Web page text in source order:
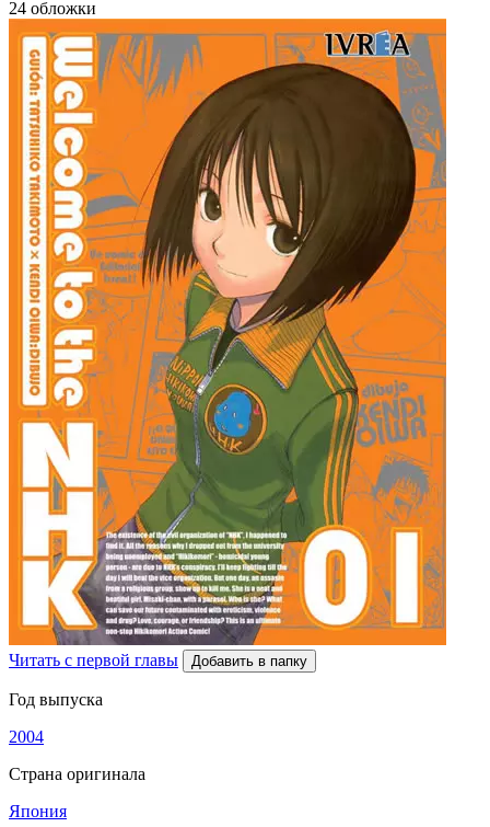
24 обложки
Читать с первой главы Добавить в папку
Год выпуска
2004
Страна оригинала
Япония